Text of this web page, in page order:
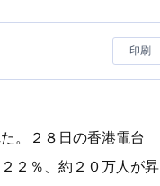
印刷
。２８日の香港電台
２％、約２０万人が昇